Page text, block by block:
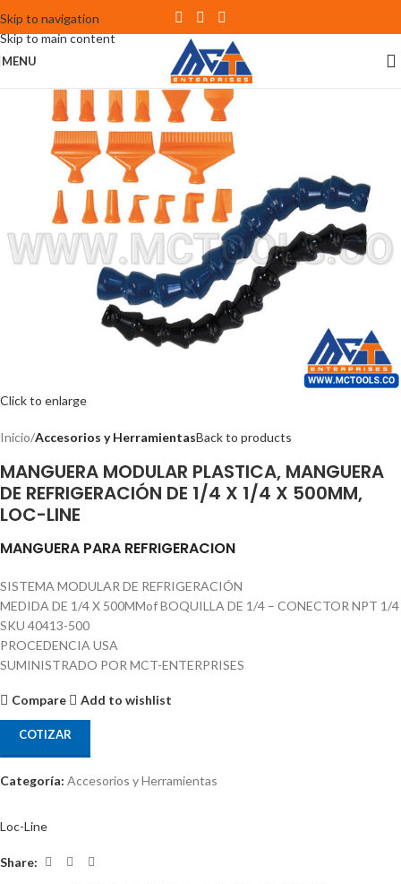
Skip to navigation
Skip to main content
MENU
Click to enlarge
Inicio Accesorios y HerramientasBack to products
MANGUERA MODULAR PLASTICA, MANGUERA
DE REFRIGERACIÓN DE 1/4 X 1/4 X 500MM,
LOC-LINE
MANGUERA PARA REFRIGERACION
SISTEMA MODULAR DE REFRIGERACIÓN
MEDIDA DE 1/4 X 500MMof BOQUILLA DE 1/4 – CONECTOR NPT 1/4
SKU 40413-500
PROCEDENCIA USA
SUMINISTRADO POR MCT-ENTERPRISES
Compare Add to wishlist
COTIZAR
Categoría: Accesorios y Herramientas
Loc-Line
Share: